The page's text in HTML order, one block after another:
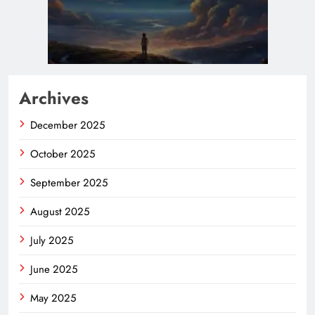
Archives
December 2025
October 2025
September 2025
August 2025
July 2025
June 2025
May 2025